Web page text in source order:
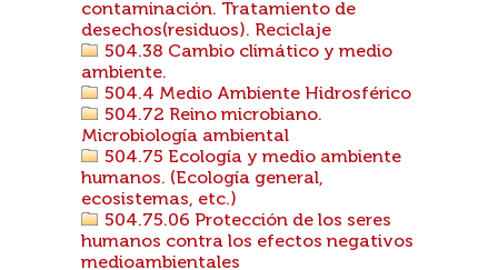
contaminación. Tratamiento de
desechos(residuos). Reciclaje
504.38 Cambio climático y medio
ambiente.
504.4 Medio Ambiente Hidrosférico
504.72 Reino microbiano.
Microbiología ambiental
504.75 Ecología y medio ambiente
humanos. (Ecología general,
ecosistemas, etc.)
504.75.06 Protección de los seres
humanos contra los efectos negativos
medioambientales